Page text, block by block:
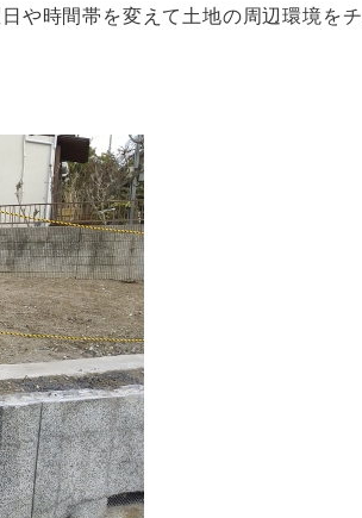
や時間帯を変えて土地の周辺環境をチ